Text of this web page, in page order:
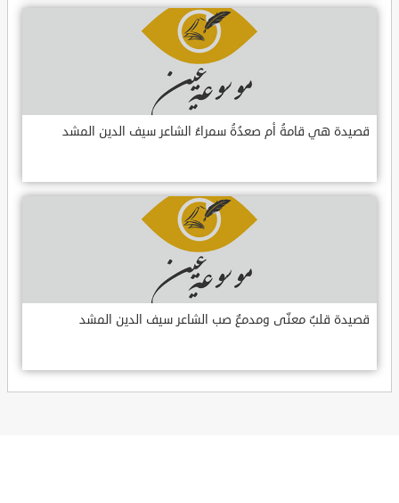
قصيدة هي قامةُ أم صعدُةُ سمراءُ الشاعر سيف الدين المشد
قصيدة قلبٌ معنّى ومدمعٌ صب الشاعر سيف الدين المشد